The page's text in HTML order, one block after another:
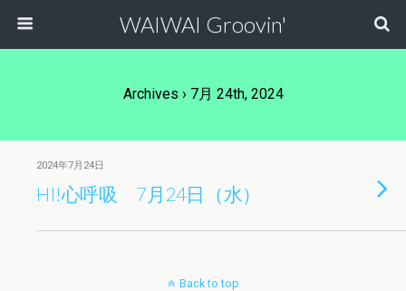
WAIWAI Groovin'
Archives › 7月 24th, 2024
2024年7月24日
HI!心呼吸 7月24日（水）
Back to top